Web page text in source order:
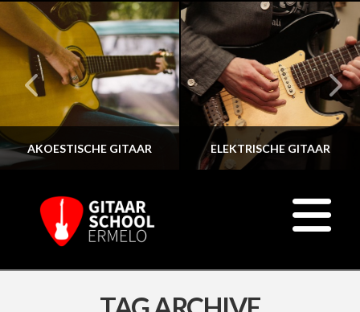
AKOESTISCHE GITAAR ELEKTRISCHE GITAAR